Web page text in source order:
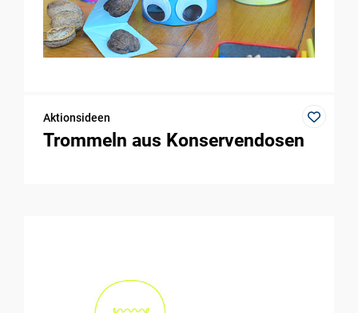
Aktionsideen
Trommeln aus Konservendosen